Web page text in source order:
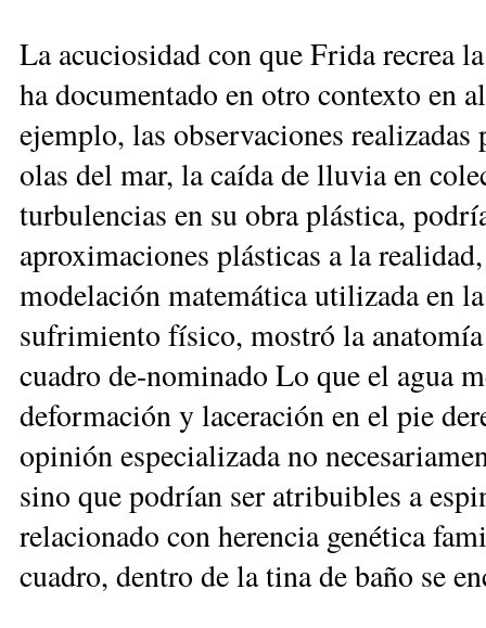
La acuciosidad con que Frida recrea
ha documentado en otro contexto en
ejemplo, las observaciones
olas del mar, la caída de lluvia en
turbulencias en su obra plástica,
aproximaciones plásticas a la
modelación matemáti­ca utilizada en
sufrimiento físico, mostró la
cuadro de-nominado Lo que el agua
deformación y laceración en el pie
opinión especializada no
sino que podrían ser atribuibles a
relacionado con herencia genética
cuadro, dentro de la tina de baño se